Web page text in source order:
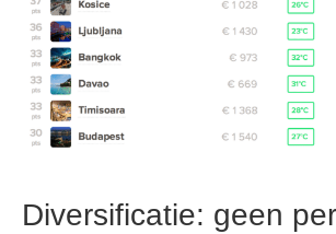
Diversificatie: geen